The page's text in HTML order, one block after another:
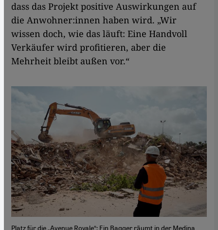
dass das Projekt positive Auswirkungen auf
die Anwohner:innen haben wird. „Wir
wissen doch, wie das läuft: Eine Handvoll
Verkäufer wird profitieren, aber die
Mehrheit bleibt außen vor.“
Platz für die „Avenue Royale“: Ein Bagger räumt in der Medina